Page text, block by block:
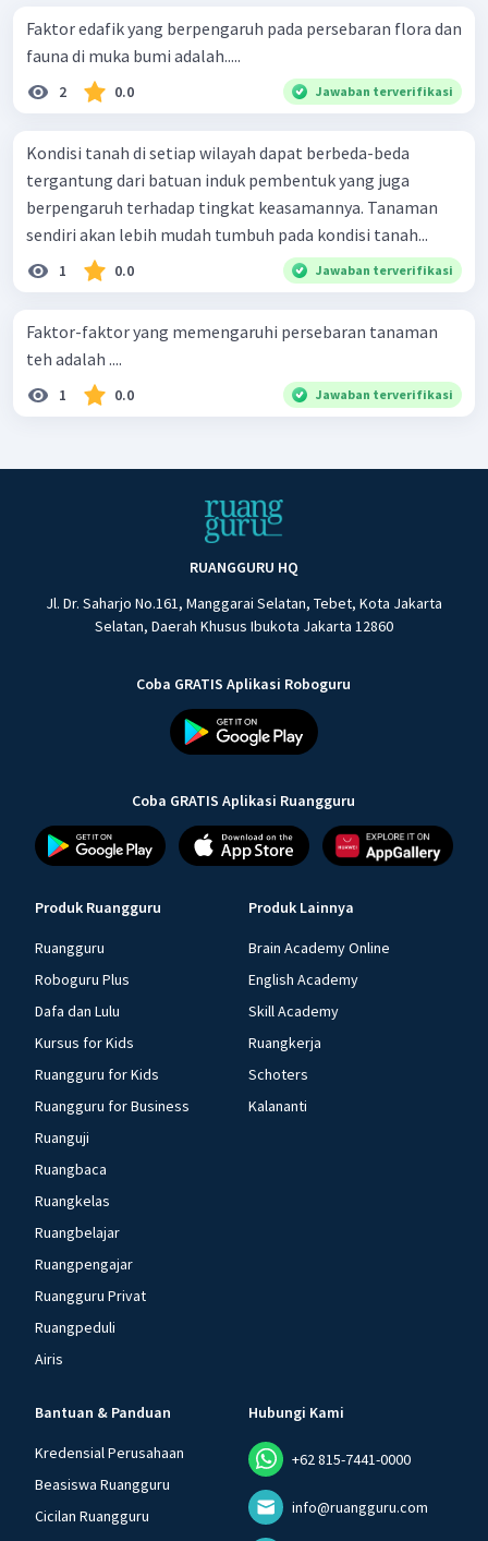
Faktor edafik yang berpengaruh pada persebaran flora dan
fauna di muka bumi adalah.....
2 0.0 Jawaban terverifikasi
Kondisi tanah di setiap wilayah dapat berbeda-beda
tergantung dari batuan induk pembentuk yang juga
berpengaruh terhadap tingkat keasamannya. Tanaman
sendiri akan lebih mudah tumbuh pada kondisi tanah...
1 0.0 Jawaban terverifikasi
Faktor-faktor yang memengaruhi persebaran tanaman
teh adalah ....
1 0.0 Jawaban terverifikasi
RUANGGURU HQ
Jl. Dr. Saharjo No.161, Manggarai Selatan, Tebet, Kota Jakarta
Selatan, Daerah Khusus Ibukota Jakarta 12860
Coba GRATIS Aplikasi Roboguru
Coba GRATIS Aplikasi Ruangguru
Produk Ruangguru
Ruangguru
Roboguru Plus
Dafa dan Lulu
Kursus for Kids
Ruangguru for Kids
Ruangguru for Business
Ruanguji
Ruangbaca
Ruangkelas
Ruangbelajar
Ruangpengajar
Ruangguru Privat
Ruangpeduli
Airis
Produk Lainnya
Brain Academy Online
English Academy
Skill Academy
Ruangkerja
Schoters
Kalananti
Bantuan & Panduan
Kredensial Perusahaan
Beasiswa Ruangguru
Cicilan Ruangguru
Hubungi Kami
+62 815-7441-0000
info@ruangguru.com